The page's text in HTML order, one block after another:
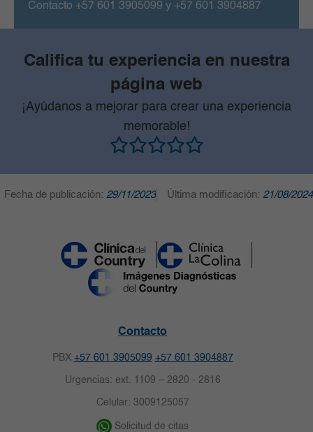
Contacto +57 601 3905099 y +57 601 3904887
Califica tu experiencia en nuestra
página web
¡Ayúdanos a mejorar para crear una experiencia
memorable!
Fecha de publicación: 29/11/2023 Última modificación: 21/08/2024
Contacto
PBX +57 601 3905099 +57 601 3904887
Urgencias: ext. 1109 – 2820 - 2816
Celular: 3009125057
Solicitud de citas